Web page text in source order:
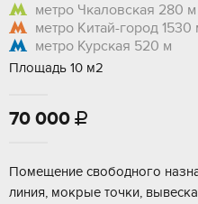
метро Чкаловская 280 м
метро Китай-город 1530
метро Курская 520 м
Площадь 10 м2
70 000 
Помещение свободного
линия, мокрые точки,